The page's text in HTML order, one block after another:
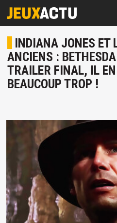
INDIANA JONES ET
ANCIENS :
TRAILER FINAL, IL
BEAUCOUP TROP !